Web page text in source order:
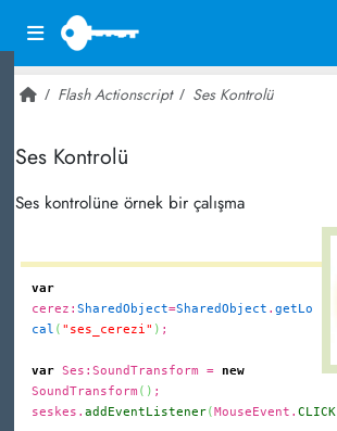
Flash Actionscript Ses Kontrolü
Ses Kontrolü
Ses kontrolüne örnek bir çalışma
var
cerez: SharedObject=SharedObject . getLo
cal ( "ses_cerezi" ) ;
var Ses:SoundTransform = new
SoundTransform ( ) ;
seskes. addEventListener(MouseEvent. CLICK